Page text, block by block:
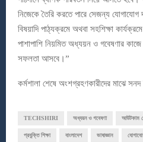
নিজেকে তৈরি করতে পারে সেজন্য যোগাযোগ
বিষয়াদি পাঠ্যক্রমে অথবা সহশিক্ষা
পাশাপাশি নিয়মিত অধ্যয়ন ও গবেষণার
সফলতা আসবে।”
কর্মশালা শেষে অংশগ্রহণকারীদের মাঝে
TECHSHIRI অধ্যয়ন ও গবেষণা আউটকাম
প্রযুক্তি শিক্ষা বাংলাদেশ ভাষাজ্ঞান